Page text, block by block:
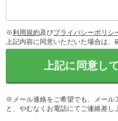
※利用規約及びプライバシーポリシ
上記内容に同意いただいた場合は、
上記に同意し
※メール連絡をご希望でも、メール
と、やむなくお電話にてご連絡差し